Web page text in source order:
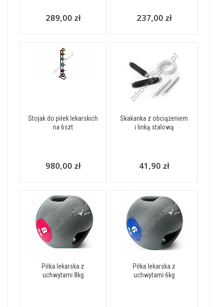
289,00 zł 237,00 zł
Stojak do piłek lekarskich
na 6szt
980,00 zł
Skakanka z obciążeniem
i linką stalową
41,90 zł
Piłka lekarska z
uchwytami 8kg
Piłka lekarska z
uchwytami 6kg